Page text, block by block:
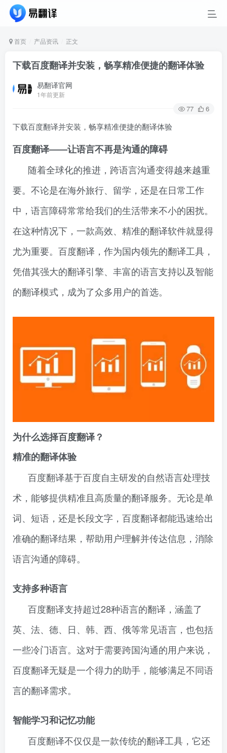
首页 产品资讯 正文
下载百度翻译并安装，畅享精准便捷的翻译体验
易翻译官网
1年前更新
77 6
下载百度翻译并安装，畅享精准便捷的翻译体验
百度翻译——让语言不再是沟通的障碍
随着全球化的推进，跨语言沟通变得越来越重
要。不论是在海外旅行、留学，还是在日常工作
中，语言障碍常常给我们的生活带来不小的困扰。
在这种情况下，一款高效、精准的翻译软件就显得
尤为重要。百度翻译，作为国内领先的翻译工具，
凭借其强大的翻译引擎、丰富的语言支持以及智能
的翻译模式，成为了众多用户的首选。
为什么选择百度翻译？
精准的翻译体验
百度翻译基于百度自主研发的自然语言处理技
术，能够提供精准且高质量的翻译服务。无论是单
词、短语，还是长段文字，百度翻译都能迅速给出
准确的翻译结果，帮助用户理解并传达信息，消除
语言沟通的障碍。
支持多种语言
百度翻译支持超过28种语言的翻译，涵盖了
英、法、德、日、韩、西、俄等常见语言，也包括
一些冷门语言。这对于需要跨国沟通的用户来说，
百度翻译无疑是一个得力的助手，能够满足不同语
言的翻译需求。
智能学习和记忆功能
百度翻译不仅仅是一款传统的翻译工具，它还